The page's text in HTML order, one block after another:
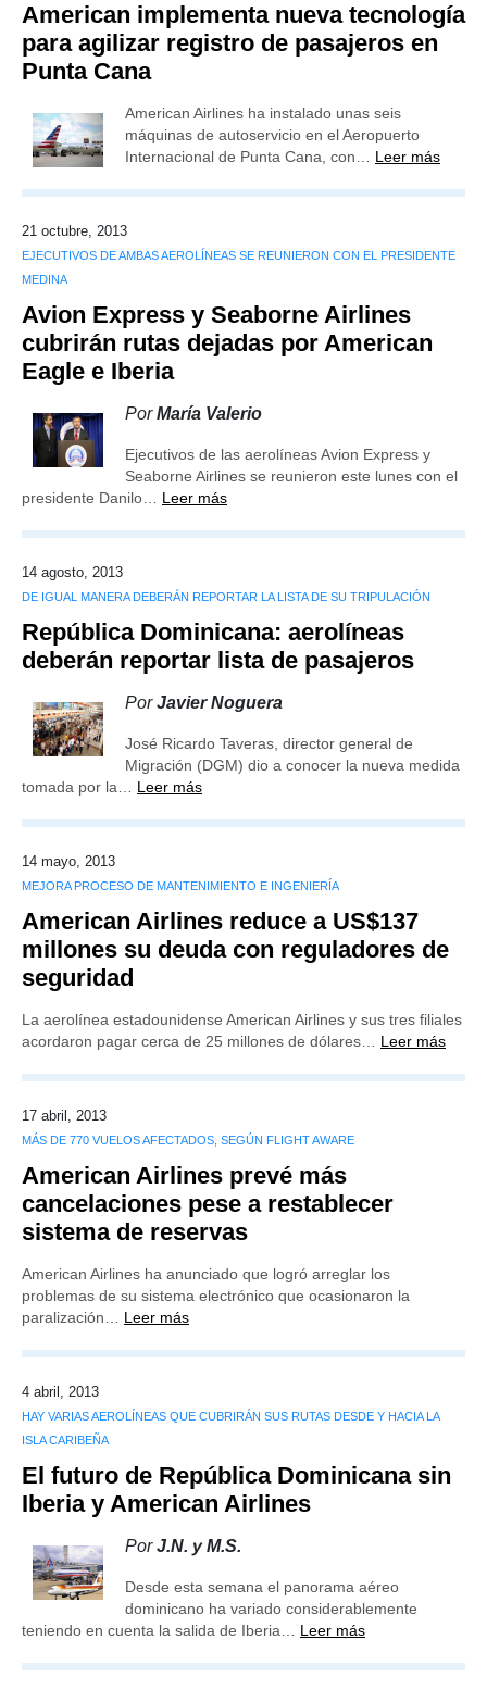
American implementa nueva tecnología
para agilizar registro de pasajeros en
Punta Cana
American Airlines ha instalado unas seis
máquinas de autoservicio en el Aeropuerto
Internacional de Punta Cana, con… Leer más
21 octubre, 2013
EJECUTIVOS DE AMBAS AEROLÍNEAS SE REUNIERON CON EL PRESIDENTE
MEDINA
Avion Express y Seaborne Airlines
cubrirán rutas dejadas por American
Eagle e Iberia
PorMaría Valerio
Ejecutivos de las aerolíneas Avion Express y
Seaborne Airlines se reunieron este lunes con el
presidente Danilo… Leer más
14 agosto, 2013
DE IGUAL MANERA DEBERÁN REPORTAR LA LISTA DE SU TRIPULACIÓN
República Dominicana: aerolíneas
deberán reportar lista de pasajeros
PorJavier Noguera
José Ricardo Taveras, director general de
Migración (DGM) dio a conocer la nueva medida
tomada por la… Leer más
14 mayo, 2013
MEJORA PROCESO DE MANTENIMIENTO E INGENIERÍA
American Airlines reduce a US$137
millones su deuda con reguladores de
seguridad
La aerolínea estadounidense American Airlines y sus tres filiales
acordaron pagar cerca de 25 millones de dólares… Leer más
17 abril, 2013
MÁS DE 770 VUELOS AFECTADOS, SEGÚN FLIGHT AWARE
American Airlines prevé más
cancelaciones pese a restablecer
sistema de reservas
American Airlines ha anunciado que logró arreglar los
problemas de su sistema electrónico que ocasionaron la
paralización… Leer más
4 abril, 2013
HAY VARIAS AEROLÍNEAS QUE CUBRIRÁN SUS RUTAS DESDE Y HACIA LA
ISLA CARIBEÑA
El futuro de República Dominicana sin
Iberia y American Airlines
PorJ.N. y M.S.
Desde esta semana el panorama aéreo
dominicano ha variado considerablemente
teniendo en cuenta la salida de Iberia… Leer más